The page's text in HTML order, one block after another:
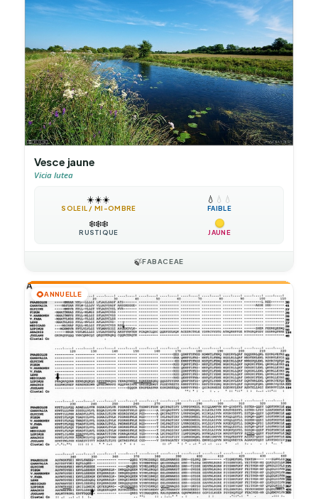
Vesce jaune
Vicia lutea
☀️☀️☀️
SOLEIL / MI-OMBRE
💧 💧 💧
FAIBLE
❄️❄️❄️
RUSTIQUE JAUNE
🍃FABACEAE
🌻ANNUELLE